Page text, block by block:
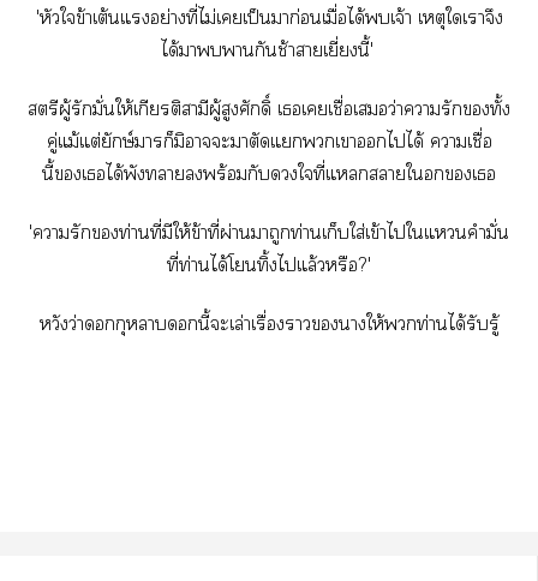
'หัวใข้าเต้นแอย่างที่ไม่เเป็นมาก่อนเมื่อได้เจ้า เหตุใเาจึง
ได้าากันช้าาเยี่ยงนี้'
สตรีผู้รักมั่นให้เกียรติสามีผู้สูงศักดิ์ เเเชื่อเว่าารักทั้ง
คู่แม้แต่ยักษ์าก็มิาะาตัดแเาไได้ าเชื่อ
นี้เได้พังาพร้อมกับใที่แาใเ
'ารักท่านที่มีให้ข้าที่ผ่านาถูกท่านเก็บใส่เข้าไใแคำมั่น
ที่ท่านได้โทิ้งไแล้วหรือ?'
หวังว่ากุหลาบนี้ะเล่าเรื่องาาให้ท่านได้รับรู้